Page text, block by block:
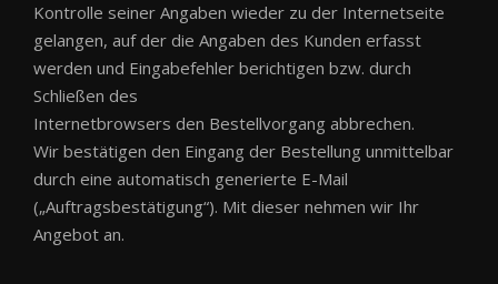
Kontrolle seiner Angaben wieder zu der Internetseite
gelangen, auf der die Angaben des Kunden erfasst
werden und Eingabefehler berichtigen bzw. durch
Schließen des
Internetbrowsers den Bestellvorgang abbrechen.
Wir bestätigen den Eingang der Bestellung unmittelbar
durch eine automatisch generierte E-Mail
(„Auftragsbestätigung“). Mit dieser nehmen wir Ihr
Angebot an.